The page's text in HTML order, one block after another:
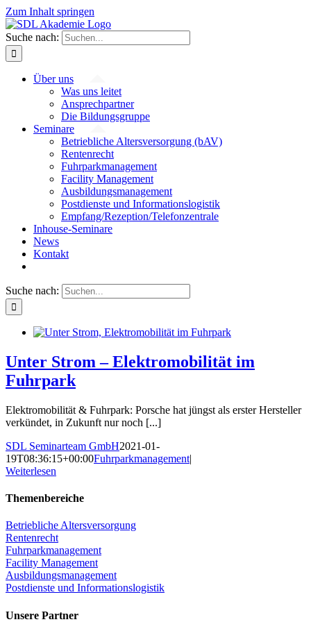
Zum Inhalt springen
Suche nach:
Über uns
Was uns leitet
Ansprechpartner
Die Bildungsgruppe
Seminare
Betriebliche Altersversorgung (bAV)
Rentenrecht
Fuhrparkmanagement
Facility Management
Ausbildungsmanagement
Postdienste und Informationslogistik
Empfang/Rezeption/Telefonzentrale
Inhouse-Seminare
News
Kontakt
Suche nach:
Unter Strom – Elektromobilität im
Fuhrpark
Elektromobilität & Fuhrpark: Porsche hat jüngst als erster Hersteller
verkündet, in Zukunft nur noch [...]
SDL Seminarteam GmbH2021-01-
19T08:36:15+00:00Fuhrparkmanagement|
Weiterlesen
Themenbereiche
Betriebliche Altersversorgung
Rentenrecht
Fuhrparkmanagement
Facility Management
Ausbildungsmanagement
Postdienste und Informationslogistik
Unsere Partner